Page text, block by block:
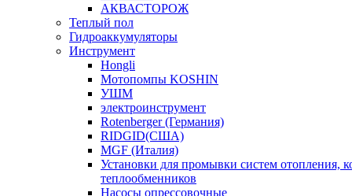
АКВАСТОРОЖ
Теплый пол
Гидроаккумуляторы
Инструмент
Hongli
Мотопомпы KOSHIN
УШМ
электроинструмент
Rotenberger (Германия)
RIDGID(США)
MGF (Италия)
Установки для промывки систем отопления,
теплообменников
Насосы опрессовочные